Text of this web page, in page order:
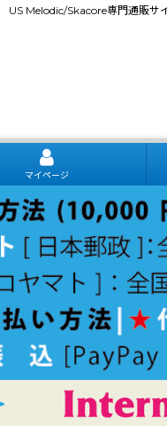
US Melodic/Skacore専門通販
マイページ